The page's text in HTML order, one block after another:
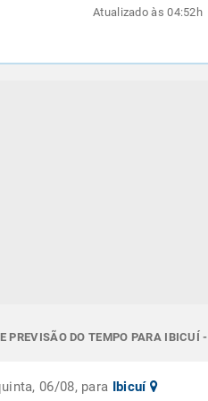
Atualizado às 04:52h
PREVISÃO DO TEMPO PARA IBICUÍ
06/08, para Ibicuí